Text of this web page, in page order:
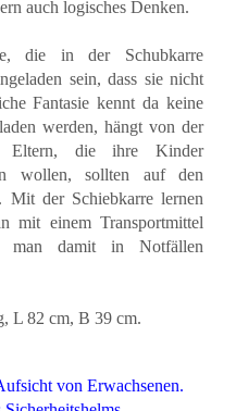
auch logisches Denken.
die in der Schubkarre
sein, dass sie nicht
Fantasie kennt da keine
werden, hängt von der
Eltern, die ihre Kinder
wollen, sollten auf den
Mit der Schiebkarre lernen
mit einem Transportmittel
man damit in Notfällen
L 82 cm, B 39 cm.
von Erwachsenen.